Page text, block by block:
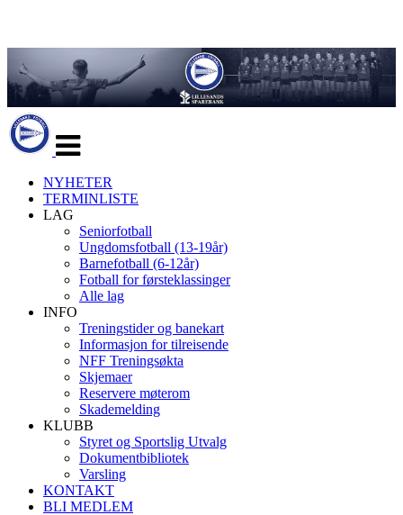
navigasjon
NYHETER
TERMINLISTE
LAG
Seniorfotball
Ungdomsfotball (13-19år)
Barnefotball (6-12år)
Fotball for førsteklassinger
Alle lag
INFO
Treningstider og banekart
Informasjon for tilreisende
NFF Treningsøkta
Skjemaer
Reservere møterom
Skademelding
KLUBB
Styret og Sportslig Utvalg
Dokumentbibliotek
Varsling
KONTAKT
BLI MEDLEM